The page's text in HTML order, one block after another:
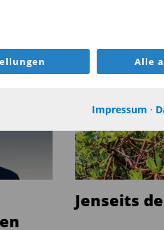
Alle
Impressum ·
Anleihen in diesen
eindeutig: In allen 17 Phasen
sie ein Plus von
zwischen Phasen mit
Jenseits